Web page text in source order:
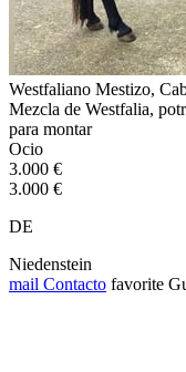
Westfaliano Mestizo,
Mezcla de Westfalia,
para montar
Ocio
3.000 €
3.000 €
DE
Niedenstein
mail Contacto favorite